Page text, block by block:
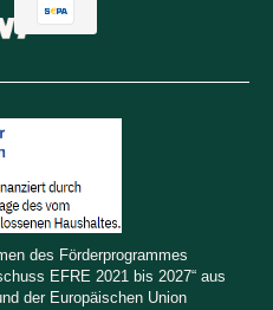
des Förderprogrammes
EFRE 2021 bis 2027“ aus
der Europäischen Union